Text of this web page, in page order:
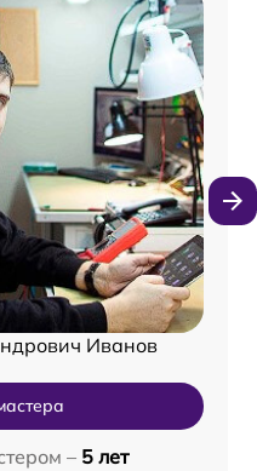
Иванов
– 5 лет